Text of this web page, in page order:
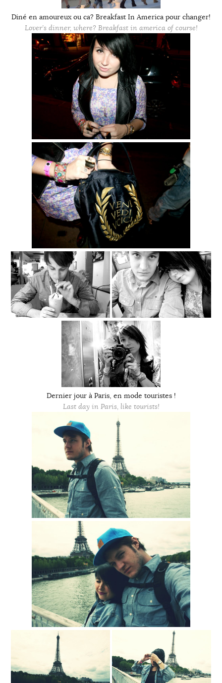
Diné en amoureux ou ca? Breakfast In America pour changer!
Lover’s dinner, where? Breakfast in america of course!
Dernier jour à Paris, en mode touristes !
Last day in Paris, like tourists!